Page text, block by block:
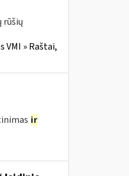
rūšių
VMI » Raštai,
ir